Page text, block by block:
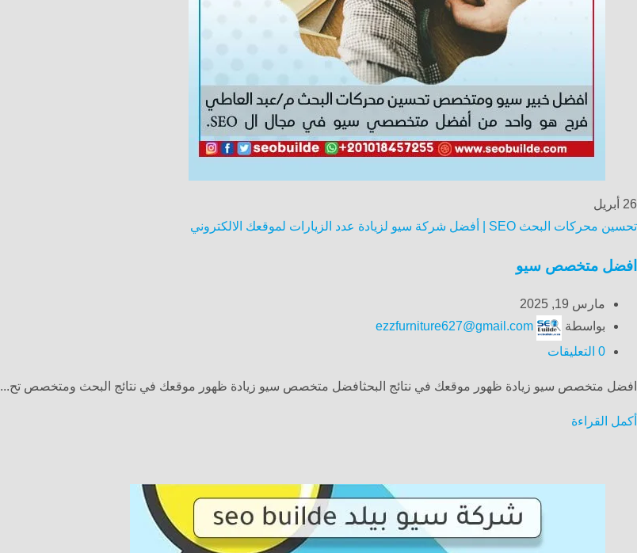
26 أبريل
تحسين محركات البحث SEO | أفضل شركة سيو لزيادة عدد الزيارات لموقعك الالكتروني
افضل متخصص سيو
مارس 19, 2025
بواسطة
ezzfurniture627@gmail.com
0 التعليقات
افضل متخصص سيو زيادة ظهور موقعك في نتائج البحثافضل متخصص سيو زيادة ظهور موقعك في نتائج البحث ومتخصص تح...
أكمل القراءة